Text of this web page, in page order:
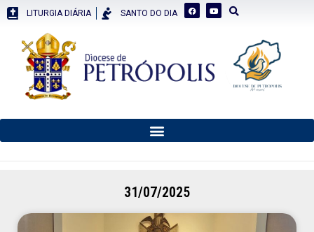
LITURGIA DIÁRIA SANTO DO DIA
31/07/2025